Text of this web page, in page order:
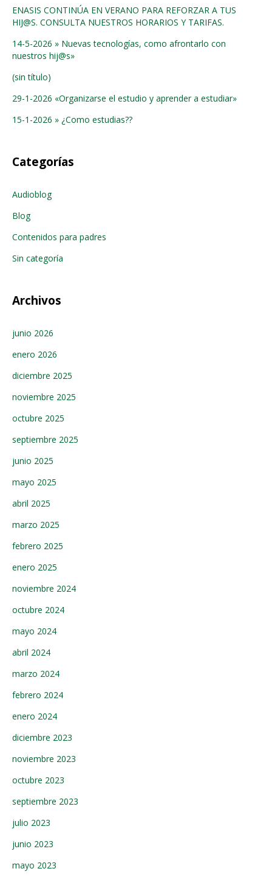
ENASIS CONTINÚA EN VERANO PARA REFORZAR A TUS
HIJ@S. CONSULTA NUESTROS HORARIOS Y TARIFAS.
14-5-2026 » Nuevas tecnologías, como afrontarlo con
nuestros hij@s»
(sin título)
29-1-2026 «Organizarse el estudio y aprender a estudiar»
15-1-2026 » ¿Como estudias??
Categorías
Audioblog
Blog
Contenidos para padres
Sin categoría
Archivos
junio 2026
enero 2026
diciembre 2025
noviembre 2025
octubre 2025
septiembre 2025
junio 2025
mayo 2025
abril 2025
marzo 2025
febrero 2025
enero 2025
noviembre 2024
octubre 2024
mayo 2024
abril 2024
marzo 2024
febrero 2024
enero 2024
diciembre 2023
noviembre 2023
octubre 2023
septiembre 2023
julio 2023
junio 2023
mayo 2023